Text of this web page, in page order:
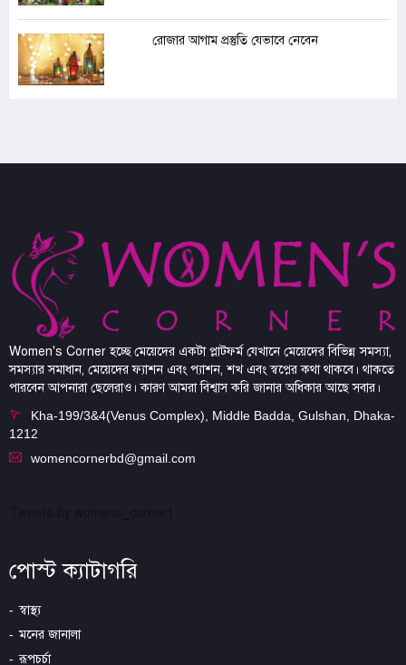
রোজার আগাম প্রস্তুতি যেভাবে নেবেন
Women's Corner হচ্ছে মেয়েদের একটা প্লাটফর্ম যেখানে মেয়েদের বিভিন্ন সমস্যা,
সমস্যার সমাধান, মেয়েদের ফ্যাশন এবং প্যাশন, শখ এবং স্বপ্নের কথা থাকবে। থাকতে
পারবেন আপনারা ছেলেরাও। কারণ আমরা বিশ্বাস করি জানার অধিকার আছে সবার।
Kha-199/3&4(Venus Complex), Middle Badda, Gulshan, Dhaka-
1212
womencornerbd@gmail.com
পোস্ট ক্যাটাগরি
স্বাস্থ্য
মনের জানালা
রূপচর্চা